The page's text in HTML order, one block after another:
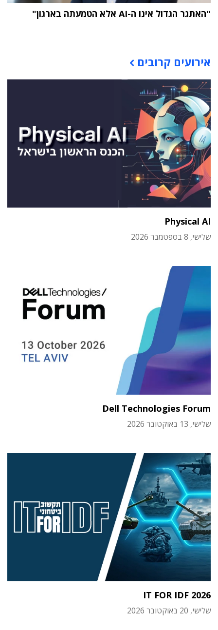
"האתגר הגדול אינו ה-AI אלא הטמעתה בארגון"
אירועים קרובים
Physical AI
שלישי, 8 בספטמבר 2026
Dell Technologies Forum
שלישי, 13 באוקטובר 2026
IT FOR IDF 2026
שלישי, 20 באוקטובר 2026